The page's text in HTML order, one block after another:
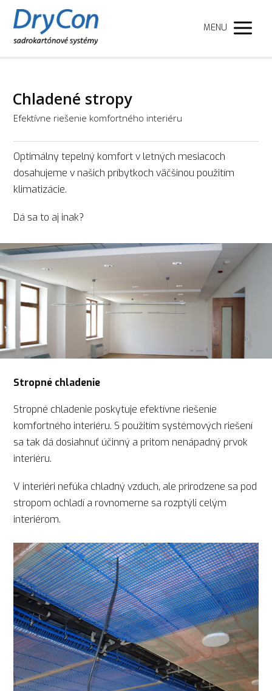
MENU
Chladené stropy
Efektívne riešenie komfortného interiéru
Optimálny tepelný komfort v letných mesiacoch
dosahujeme v našich príbytkoch väčšinou použitím
klimatizácie.
Dá sa to aj inak?
Stropné chladenie
Stropné chladenie poskytuje efektívne riešenie
komfortného interiéru. S použitím systémových riešení
sa tak dá dosiahnuť účinný a pritom nenápadný prvok
interiéru.
V interiéri nefúka chladný vzduch, ale prirodzene sa pod
stropom ochladí a rovnomerne sa rozptýli celým
interiérom.